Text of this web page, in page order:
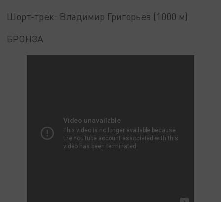
Шорт-трек: Владимир Григорьев (1000 м).
БРОНЗА